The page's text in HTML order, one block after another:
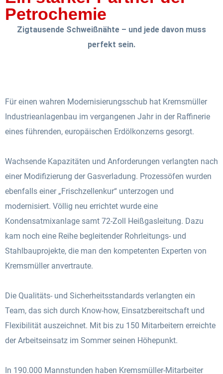
Petrochemie
Zigtausende Schweißnähte – und jede davon muss
perfekt sein.
Für einen wahren Modernisierungsschub hat Kremsmüller
Industrieanlagenbau im vergangenen Jahr in der Raffinerie
eines führenden, europäischen Erdölkonzerns gesorgt.
Wachsende Kapazitäten und Anforderungen verlangten nach
einer Modifizierung der Gasverladung. Prozessöfen wurden
ebenfalls einer „Frischzellenkur“ unterzogen und
modernisiert. Völlig neu errichtet wurde eine
Kondensatmixanlage samt 72-Zoll Heißgasleitung. Dazu
kam noch eine Reihe begleitender Rohrleitungs- und
Stahlbauprojekte, die man den kompetenten Experten von
Kremsmüller anvertraute.
Die Qualitäts- und Sicherheitsstandards verlangten ein
Team, das sich durch Know-how, Einsatzbereitschaft und
Flexibilität auszeichnet. Mit bis zu 150 Mitarbeitern erreichte
der Arbeitseinsatz im Sommer seinen Höhepunkt.
In 190.000 Mannstunden haben Kremsmüller-Mitarbeiter